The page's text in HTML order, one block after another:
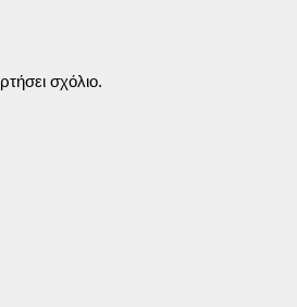
σχόλιο.